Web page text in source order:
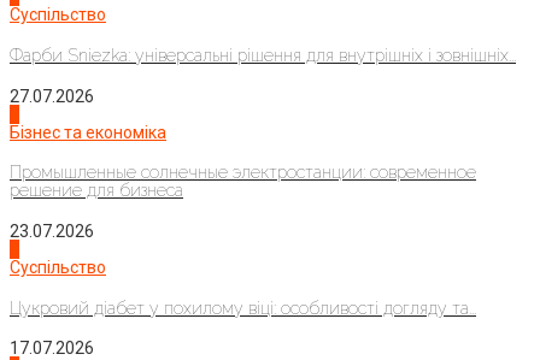
Суспільство
Фарби Sniezka: універсальні рішення для внутрішніх і зовнішніх...
27.07.2026
Бізнес та економіка
Промышленные солнечные электростанции: современное
решение для бизнеса
23.07.2026
Суспільство
Цукровий діабет у похилому віці: особливості догляду та...
17.07.2026